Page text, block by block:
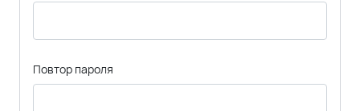
Повтор пароля